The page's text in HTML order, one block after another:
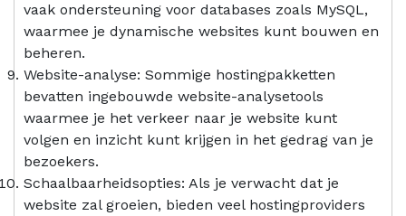
vaak ondersteuning voor databases zoals MySQL,
waarmee je dynamische websites kunt bouwen en
beheren.
Website-analyse: Sommige hostingpakketten
bevatten ingebouwde website-analysetools
waarmee je het verkeer naar je website kunt
volgen en inzicht kunt krijgen in het gedrag van je
bezoekers.
Schaalbaarheidsopties: Als je verwacht dat je
website zal groeien, bieden veel hostingproviders